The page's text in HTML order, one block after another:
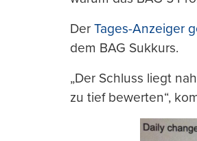
Der Tages-Anzeiger
dem BAG Sukkurs.
„Der Schluss liegt
zu tief bewerten“,